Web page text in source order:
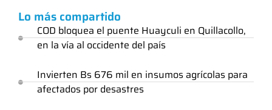
Lo más compartido
COD bloquea el puente Huayculi en Quillacollo,
en la vía al occidente del país
Invierten Bs 676 mil en insumos agrícolas para
afectados por desastres